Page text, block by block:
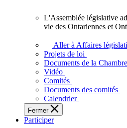
l'Ontario.
L'Assemblée
adopte
touchent
des
Ontariennes
et
L'Assemblée législative
vie des Ontariennes et
Aller à Affaires
Projets de loi
Documents de la Chambre
Vidéo
Comités
Documents des comités
Calendrier
Fermer
Participer